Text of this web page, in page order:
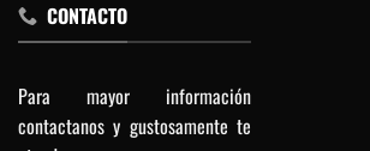
CONTACTO
Para mayor información
contactanos y gustosamente te